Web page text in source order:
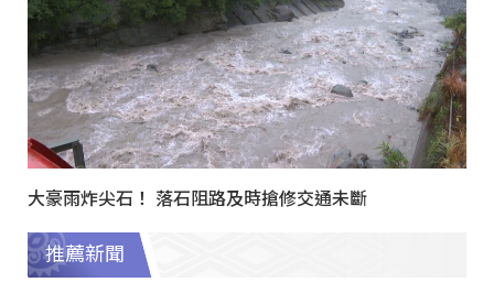
大豪雨炸尖石！ 落石阻路及時搶修交通未斷
推薦新聞